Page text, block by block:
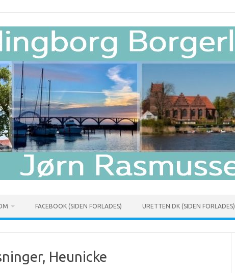
FACEBOOK (SIDEN FORLADES) URETTEN.DK (SIDEN FORLADES)
Heunicke